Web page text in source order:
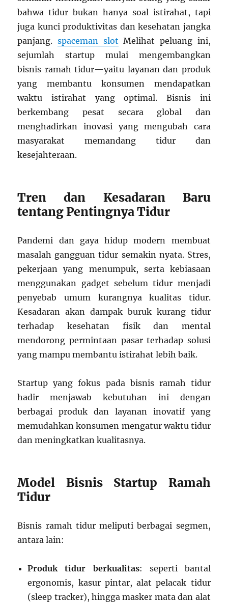
bahwa tidur bukan hanya soal istirahat, tapi
juga kunci produktivitas dan kesehatan jangka
panjang.spaceman slot Melihat peluang ini,
sejumlah startup mulai mengembangkan
bisnis ramah tidur—yaitu layanan dan produk
yang membantu konsumen mendapatkan
waktu istirahat yang optimal. Bisnis ini
berkembang pesat secara global dan
menghadirkan inovasi yang mengubah cara
masyarakat memandang tidur dan
kesejahteraan.
Tren dan Kesadaran Baru
tentang Pentingnya Tidur
Pandemi dan gaya hidup modern membuat
masalah gangguan tidur semakin nyata. Stres,
pekerjaan yang menumpuk, serta kebiasaan
menggunakan gadget sebelum tidur menjadi
penyebab umum kurangnya kualitas tidur.
Kesadaran akan dampak buruk kurang tidur
terhadap kesehatan fisik dan mental
mendorong permintaan pasar terhadap solusi
yang mampu membantu istirahat lebih baik.
Startup yang fokus pada bisnis ramah tidur
hadir menjawab kebutuhan ini dengan
berbagai produk dan layanan inovatif yang
memudahkan konsumen mengatur waktu tidur
dan meningkatkan kualitasnya.
Model Bisnis Startup Ramah
Tidur
Bisnis ramah tidur meliputi berbagai segmen,
antara lain:
Produk tidur berkualitas: seperti bantal
ergonomis, kasur pintar, alat pelacak tidur
(sleep tracker), hingga masker mata dan alat